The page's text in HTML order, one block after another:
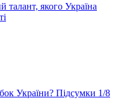
якого Україна
України? Підсумки 1/8